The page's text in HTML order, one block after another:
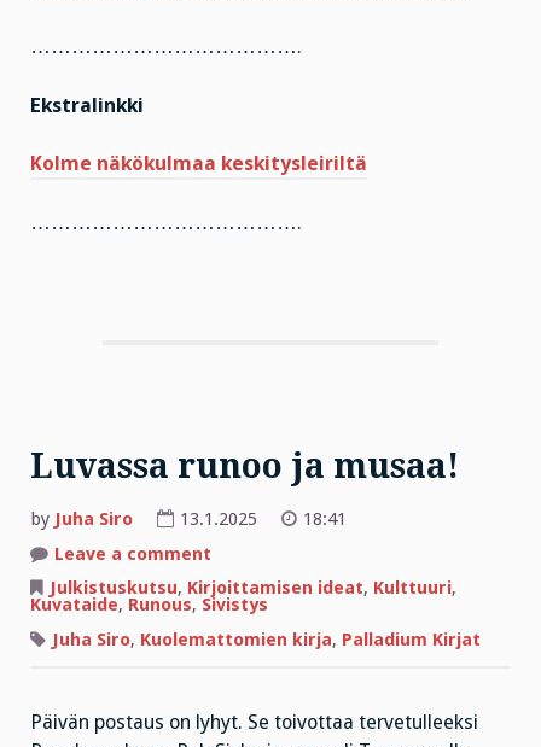
………………………………….
Ekstralinkki
Kolme näkökulmaa keskitysleiriltä
………………………………….
Luvassa runoo ja musaa!
by Juha Siro 13.1.2025
18:41
Leave a comment
runoo
ja
musaa!
Julkistuskutsu, Kirjoittamisen ideat, Kulttuuri,
Kuvataide, Runous, Sivistys
Juha Siro, Kuolemattomien kirja, Palladium Kirjat
Päivän postaus on lyhyt. Se toivottaa tervetulleeksi